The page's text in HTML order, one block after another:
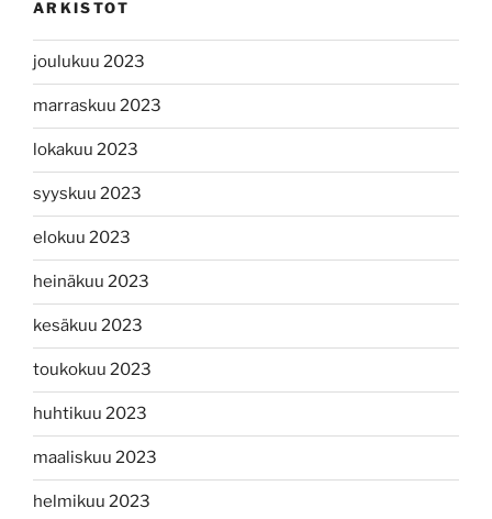
ARKISTOT
joulukuu 2023
marraskuu 2023
lokakuu 2023
syyskuu 2023
elokuu 2023
heinäkuu 2023
kesäkuu 2023
toukokuu 2023
huhtikuu 2023
maaliskuu 2023
helmikuu 2023